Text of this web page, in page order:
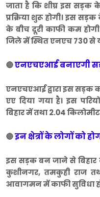
जाता है कि शीघ्र इस
प्रक्रिया शुरू होगी। इस
के बीच दूरी काफी कम
जिले में स्थित एनएच 730 से
🔴एनएचएआई बनाएगी
एनएचएआई द्वारा इस सड़क
एए दिया गया है। इस
बिहार में तथा 2.04
🔴इन क्षेत्रों के लोगों को
इस सड़क बन जाने से बिहार
कुशीनगर, तमकुही राज
आवागमन में काफी सुविधा